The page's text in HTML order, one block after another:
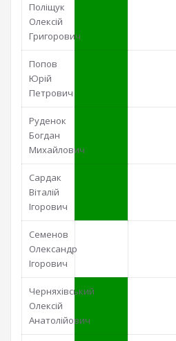
Поліщук
Олексій
Григорович
Попов
Юрій
Петрович
Руденок
Богдан
Михайлович
Сардак
Віталій
Ігорович
Семенов
Олександр
Ігорович
Черняхівський
Олексій
Анатолійович